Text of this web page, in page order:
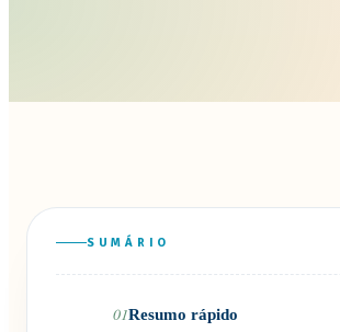
SUMÁRIO
01Resumo rápido